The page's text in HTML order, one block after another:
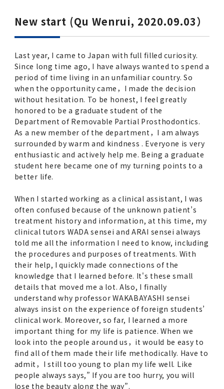
New start (Qu Wenrui, 2020.09.03）
Last year, I came to Japan with full filled curiosity.
Since long time ago, I have always wanted to spend a
period of time living in an unfamiliar country. So
when the opportunity came，I made the decision
without hesitation. To be honest, I feel greatly
honored to be a graduate student of the
Department of Removable Partial Prosthodontics.
As a new member of the department，I am always
surrounded by warm and kindness . Everyone is very
enthusiastic and actively help me. Being a graduate
student here became one of my turning points to a
better life.
When I started working as a clinical assistant, I was
often confused because of the unknown patient’s
treatment history and information, at this time, my
clinical tutors WADA sensei and ARAI sensei always
told me all the information I need to know, including
the procedures and purposes of treatments. With
their help, I quickly made connections of the
knowledge that I learned before. It's these small
details that moved me a lot. Also, I finally
understand why professor WAKABAYASHI sensei
always insist on the experience of foreign students’
clinical work. Moreover, so far, I learned a more
important thing for my life is patience. When we
look into the people around us，it would be easy to
find all of them made their life methodically. Have to
admit，I still too young to plan my life well. Like
people always says,” If you are too hurry, you will
lose the beauty along the way”.